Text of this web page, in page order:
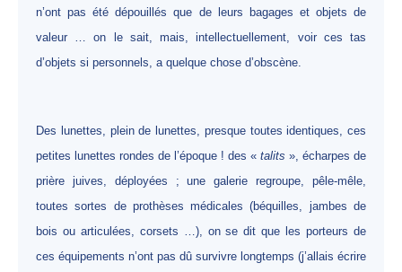
n’ont pas été dépouillés que de leurs bagages et objets de
valeur … on le sait, mais, intellectuellement, voir ces tas
d’objets si personnels, a quelque chose d’obscène.
Des lunettes, plein de lunettes, presque toutes identiques, ces
petites lunettes rondes de l’époque ! des « talits », écharpes de
prière juives, déployées ; une galerie regroupe, pêle-mêle,
toutes sortes de prothèses médicales (béquilles, jambes de
bois ou articulées, corsets …), on se dit que les porteurs de
ces équipements n’ont pas dû survivre longtemps (j’allais écrire